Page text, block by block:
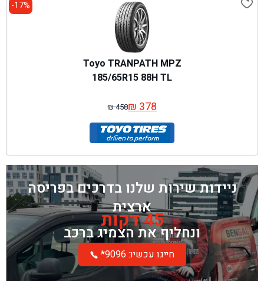
17%-
Toyo TRANPATH MPZ
185/65R15 88H TL
₪458
המחיר
המקורי
היה:
₪ 458.
₪378 המחיר
הנוכחי
הוא:
₪ 378.
ניידות שירות שלנו בדרכים בפריסה
ארצית
45 דקות
ונחליף את הצמיג ברכב
*חייגו עכשיו: 9096